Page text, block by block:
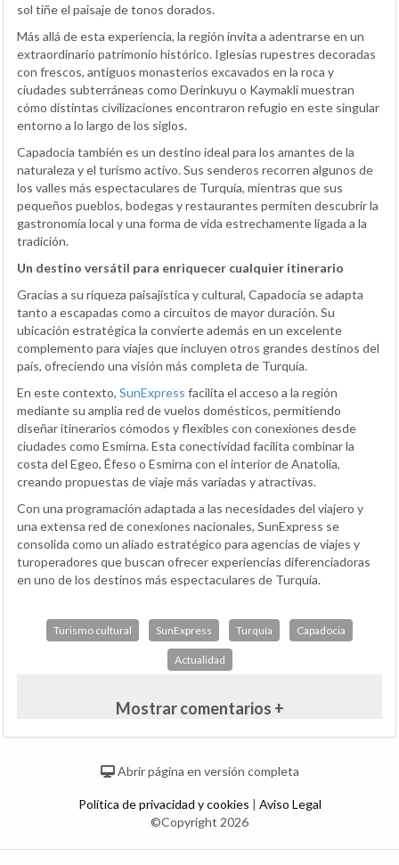
sol tiñe el paisaje de tonos dorados.
Más allá de esta experiencia, la región invita a adentrarse en un
extraordinario patrimonio histórico. Iglesias rupestres decoradas
con frescos, antiguos monasterios excavados en la roca y
ciudades subterráneas como Derinkuyu o Kaymakli muestran
cómo distintas civilizaciones encontraron refugio en este singular
entorno a lo largo de los siglos.
Capadocia también es un destino ideal para los amantes de la
naturaleza y el turismo activo. Sus senderos recorren algunos de
los valles más espectaculares de Turquía, mientras que sus
pequeños pueblos, bodegas y restaurantes permiten descubrir la
gastronomía local y una forma de vida estrechamente ligada a la
tradición.
Un destino versátil para enriquecer cualquier itinerario
Gracias a su riqueza paisajística y cultural, Capadocia se adapta
tanto a escapadas como a circuitos de mayor duración. Su
ubicación estratégica la convierte además en un excelente
complemento para viajes que incluyen otros grandes destinos del
país, ofreciendo una visión más completa de Turquía.
En este contexto, SunExpress facilita el acceso a la región
mediante su amplia red de vuelos domésticos, permitiendo
diseñar itinerarios cómodos y flexibles con conexiones desde
ciudades como Esmirna. Esta conectividad facilita combinar la
costa del Egeo, Éfeso o Esmirna con el interior de Anatolia,
creando propuestas de viaje más variadas y atractivas.
Con una programación adaptada a las necesidades del viajero y
una extensa red de conexiones nacionales, SunExpress se
consolida como un aliado estratégico para agencias de viajes y
turoperadores que buscan ofrecer experiencias diferenciadoras
en uno de los destinos más espectaculares de Turquía.
Turismo cultural SunExpress Turquía Capadocia
Actualidad
Mostrar comentarios +
Abrir página en versión completa
Política de privacidad y cookies | Aviso Legal
©Copyright 2026